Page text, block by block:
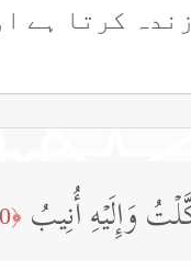
کرتا ہے
وَإِلَیۡهِ أُنِیبُ ﴿10﴾